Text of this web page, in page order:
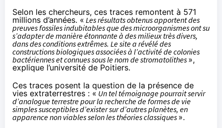
Selon les chercheurs, ces traces remontent à 571
millions d’années. « Les résultats obtenus apportent des
preuves fossiles indubitables que des microorganismes ont su
s’adapter de manière étonnante à des milieux très divers,
dans des conditions extrêmes. Le site a révélé des
constructions biologiques associées à l’activité de colonies
bactériennes et connues sous le nom de stromatolithes »,
explique l’université de Poitiers.
Ces traces posent la question de la présence de
vies extraterrestres : « Un tel témoignage pourrait servir
d’analogue terrestre pour la recherche de formes de vie
simples susceptibles d’exister sur d’autres planètes, en
apparence non viables selon les théories classiques ».